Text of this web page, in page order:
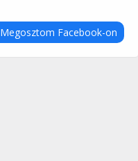
Megosztom Facebook-on